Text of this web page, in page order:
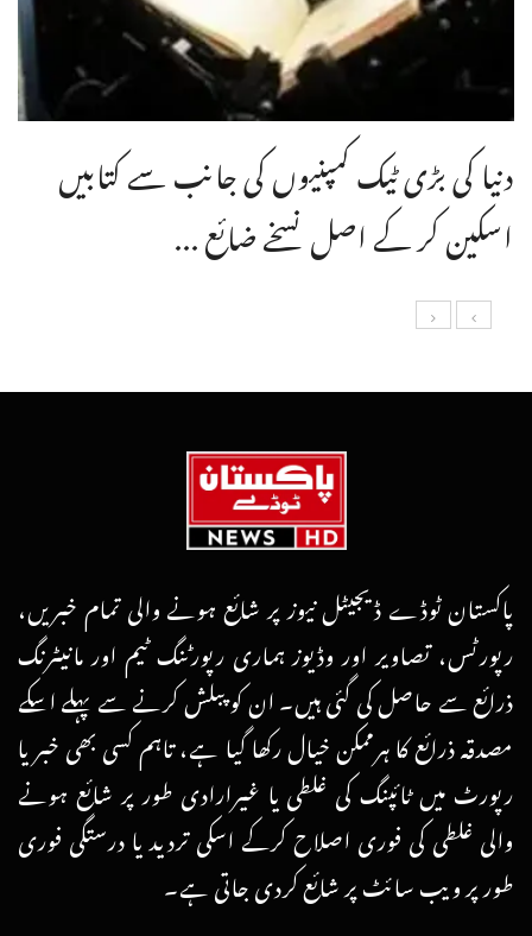
دنیا کی بڑی ٹیک کمپنیوں کی جانب سے کتابیں
اسکین کر کے اصل نسخے ضائع ...
پاکستان ٹوڈے ڈیجیٹل نیوز پر شائع ہونے والی تمام خبریں،
رپورٹس، تصاویر اور وڈیوز ہماری رپورٹنگ ٹیم اور مانیٹرنگ
ذرائع سے حاصل کی گئی ہیں۔ ان کو پبلش کرنے سے پہلے اسکے
مصدقہ ذرائع کا ہرممکن خیال رکھا گیا ہے، تاہم کسی بھی خبر یا
رپورٹ میں ٹائپنگ کی غلطی یا غیرارادی طور پر شائع ہونے
والی غلطی کی فوری اصلاح کرکے اسکی تردید یا درستگی فوری
طور پر ویب سائٹ پر شائع کردی جاتی ہے۔